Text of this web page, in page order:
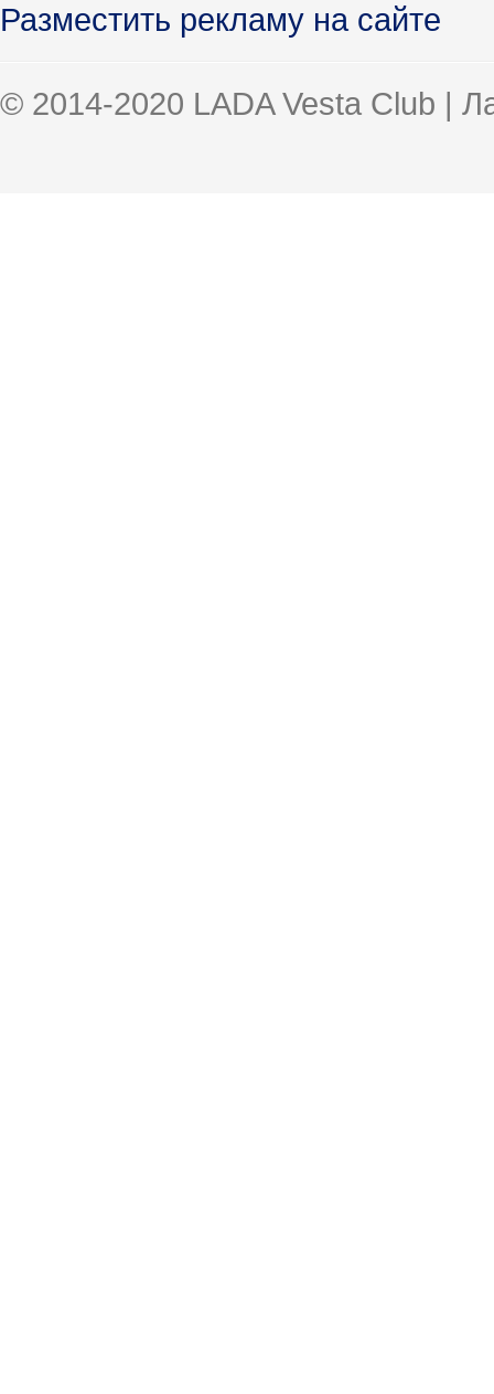
Разместить рекламу на сайте
© 2014-2020 LADA Vesta Club |